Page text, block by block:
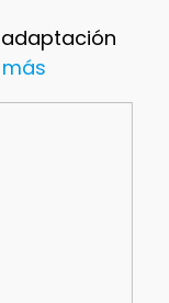
adaptación
más